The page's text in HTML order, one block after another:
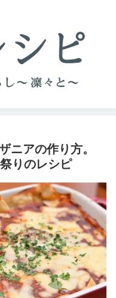
ニアの作り方。
りのレシピ